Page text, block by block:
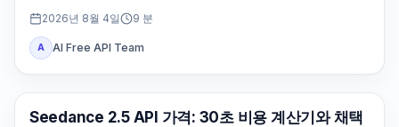
2026년 8월 4일 9 분
A AI Free API Team
AI 비디오 생성
Seedance 2.5 API 가격: 30초 비용 계산기와 채택